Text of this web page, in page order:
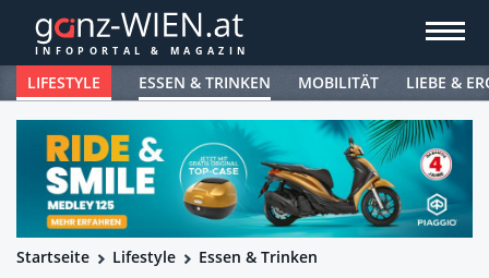
LIFESTYLE ESSEN & TRINKEN MOBILITÄT LIEBE &
Startseite Lifestyle Essen & Trinken